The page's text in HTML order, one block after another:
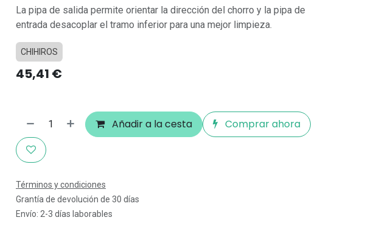
La pipa de salida permite orientar la dirección del chorro y la pipa de
entrada desacoplar el tramo inferior para una mejor limpieza.
CHIHIROS
45,41 €
Añadir a la cesta Comprar ahora
Términos y condiciones
Grantía de devolución de 30 días
Envío: 2-3 días laborables